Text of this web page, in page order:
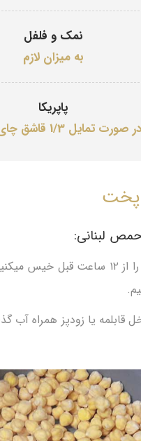
نمک و فلفل
به میزان لازم
پاپریکا
در صورت تمایل 1/3 قاشق چای خوری
پخت
لبنانی:
ابتدا نخود را از ۱۲ ساعت قبل
قابلمه یا زودپز همراه آب